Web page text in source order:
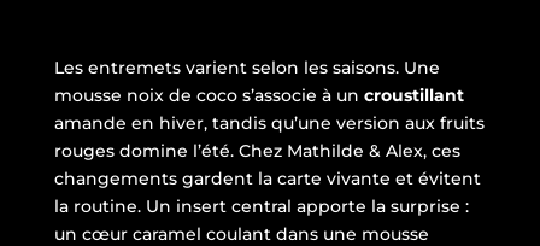
Les entremets varient selon les saisons. Une
mousse noix de coco s’associe à un croustillant
amande en hiver, tandis qu’une version aux fruits
rouges domine l’été. Chez Mathilde & Alex, ces
changements gardent la carte vivante et évitent
la routine. Un insert central apporte la surprise :
un cœur caramel coulant dans une mousse